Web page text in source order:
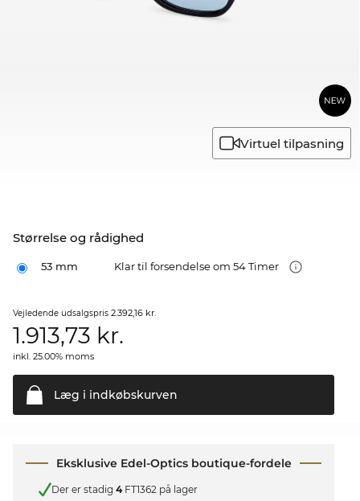
Virtuel tilpasning
Størrelse og rådighed
53 mm Klar til forsendelse om 54 Timer
Vejledende udsalgspris 2.392,16 kr.
1.913,73 kr.
inkl. 25.00% moms
Læg i indkøbskurven
Eksklusive Edel-Optics boutique-fordele
Der er stadig 4FT1362 på lager